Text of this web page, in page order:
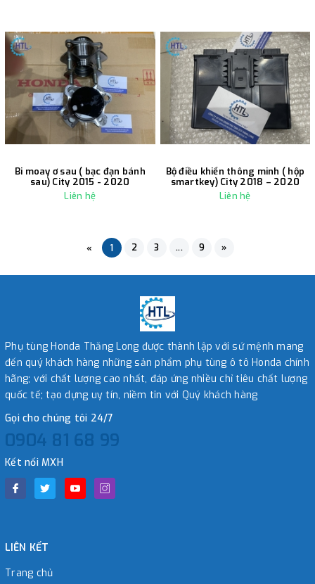
Bi moay ơ sau ( bạc đạn bánh
sau) City 2015 - 2020
Liên hệ
Bộ điều khiển thông minh ( hộp
smartkey) City 2018 – 2020
Liên hệ
« 1 2 3 ... 9 »
Phụ tùng Honda Thăng Long được thành lập với sứ mệnh mang
đến quý khách hàng những sản phẩm phụ tùng ô tô Honda chính
hãng; với chất lượng cao nhất, đáp ứng nhiều chỉ tiêu chất lượng
quốc tế; tạo dựng uy tín, niềm tin với Quý khách hàng
Gọi cho chúng tôi 24/7
0904 81 68 99
Kết nối MXH
LIÊN KẾT
Trang chủ